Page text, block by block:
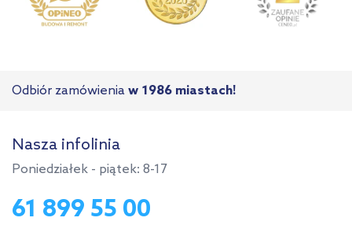
Odbiór zamówienia w 1986 miastach!
Nasza infolinia
Poniedziałek - piątek: 8-17
61 899 55 00